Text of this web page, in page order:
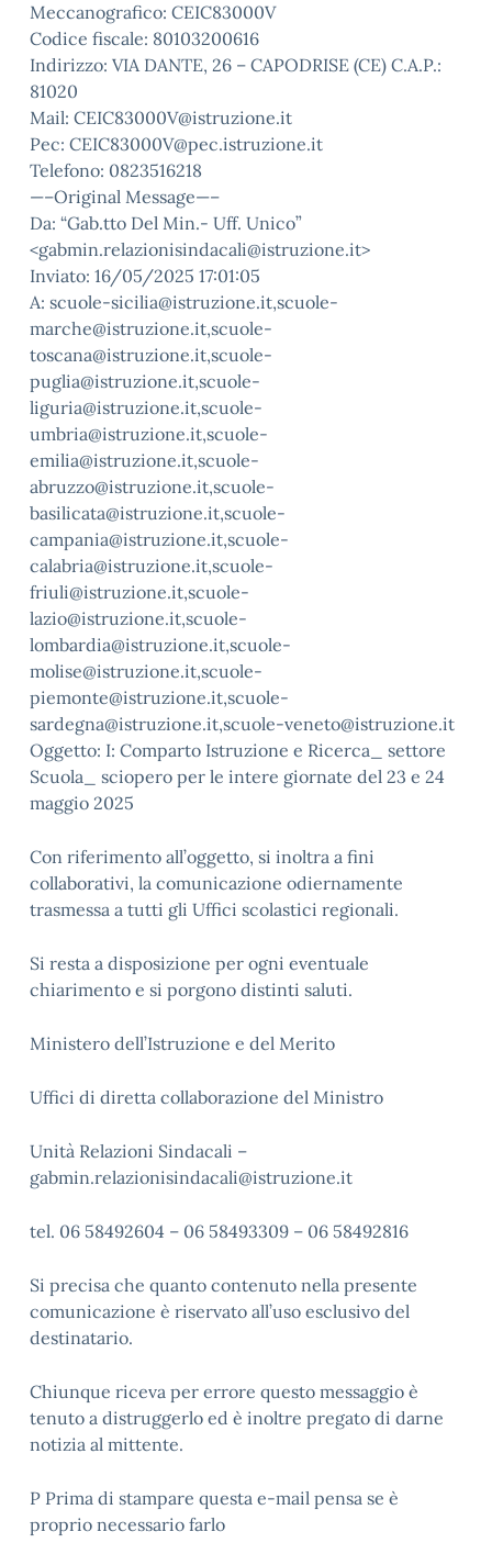
Meccanografico: CEIC83000V
Codice fiscale: 80103200616
Indirizzo: VIA DANTE, 26 – CAPODRISE (CE) C.A.P.:
81020
Mail: CEIC83000V@istruzione.it
Pec: CEIC83000V@pec.istruzione.it
Telefono: 0823516218
—–Original Message—–
Da: “Gab.tto Del Min.- Uff. Unico”
<gabmin.relazionisindacali@istruzione.it>
Inviato: 16/05/2025 17:01:05
A: scuole-sicilia@istruzione.it,scuole-
marche@istruzione.it,scuole-
toscana@istruzione.it,scuole-
puglia@istruzione.it,scuole-
liguria@istruzione.it,scuole-
umbria@istruzione.it,scuole-
emilia@istruzione.it,scuole-
abruzzo@istruzione.it,scuole-
basilicata@istruzione.it,scuole-
campania@istruzione.it,scuole-
calabria@istruzione.it,scuole-
friuli@istruzione.it,scuole-
lazio@istruzione.it,scuole-
lombardia@istruzione.it,scuole-
molise@istruzione.it,scuole-
piemonte@istruzione.it,scuole-
sardegna@istruzione.it,scuole-veneto@istruzione.it
Oggetto: I: Comparto Istruzione e Ricerca_ settore
Scuola_ sciopero per le intere giornate del 23 e 24
maggio 2025
Con riferimento all’oggetto, si inoltra a fini
collaborativi, la comunicazione odiernamente
trasmessa a tutti gli Uffici scolastici regionali.
Si resta a disposizione per ogni eventuale
chiarimento e si porgono distinti saluti.
Ministero dell’Istruzione e del Merito
Uffici di diretta collaborazione del Ministro
Unità Relazioni Sindacali –
gabmin.relazionisindacali@istruzione.it
tel. 06 58492604 – 06 58493309 – 06 58492816
Si precisa che quanto contenuto nella presente
comunicazione è riservato all’uso esclusivo del
destinatario.
Chiunque riceva per errore questo messaggio è
tenuto a distruggerlo ed è inoltre pregato di darne
notizia al mittente.
P Prima di stampare questa e-mail pensa se è
proprio necessario farlo